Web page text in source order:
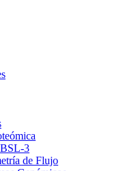
3
de Flujo